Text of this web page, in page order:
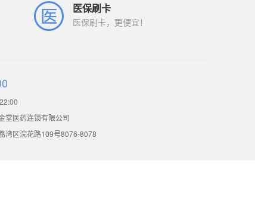
医保刷卡
医保刷卡，更便宜！
堂医药连锁有限公司
湾区浣花路109号8076-8078